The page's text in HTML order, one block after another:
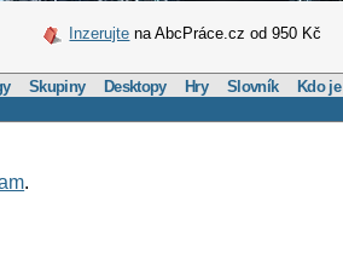
Inzerujte na AbcPráce.cz od 950 Kč
Skupiny Desktopy Hry Slovník Kdo je
.